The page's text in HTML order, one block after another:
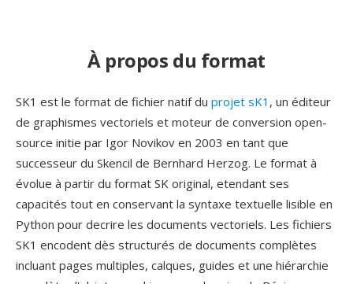
À propos du format
SK1 est le format de fichier natif du projet sK1 , un éditeur
de graphismes vectoriels et moteur de conversion open-
source initie par Igor Novikov en 2003 en tant que
successeur du Skencil de Bernhard Herzog. Le format à
évolue à partir du format SK original, etendant ses
capacités tout en conservant la syntaxe textuelle lisible en
Python pour decrire les documents vectoriels. Les fichiers
SK1 encodent dès structurés de documents complètes
incluant pages multiples, calques, guides et une hiérarchie